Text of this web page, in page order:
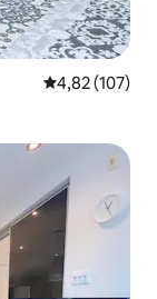
4,82 de uma
4,82 (107)